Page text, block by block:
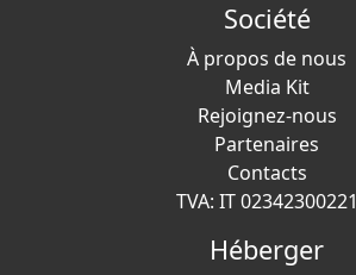
Société
À propos de nous
Media Kit
Rejoignez-nous
Partenaires
Contacts
TVA: IT 02342300221
Héberger